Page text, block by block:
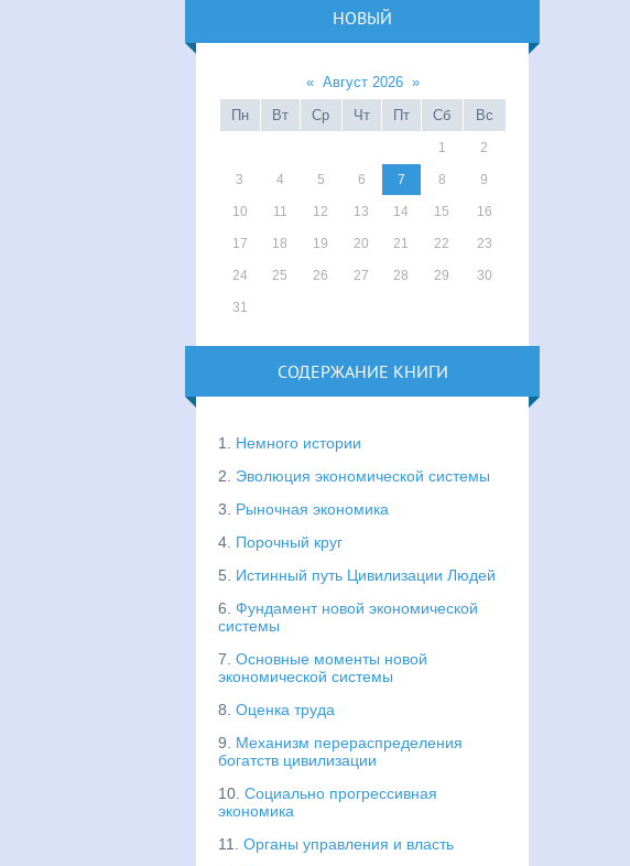
НОВЫЙ
« Август 2026 »
Пн
Вт Ср Чт Пт Сб Вс
1 2
3 4 5 6 7 8 9
10 11 12 13 14 15 16
17 18 19 20 21 22 23
24 25 26 27 28 29 30
31
СОДЕРЖАНИЕ КНИГИ
1. Немного истории
2. Эволюция экономической системы
3. Рыночная экономика
4. Порочный круг
5. Истинный путь Цивилизации Людей
6.Фундамент новой экономической
системы
7.Основные моменты новой
экономической системы
8.Оценка труда
9. Механизм перераспределения
богатств цивилизации
10.Социально прогрессивная
экономика
11.Органы управления и власть